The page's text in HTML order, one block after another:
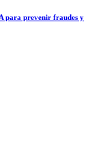
para prevenir fraudes y